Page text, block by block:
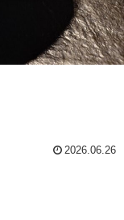
2026.06.26